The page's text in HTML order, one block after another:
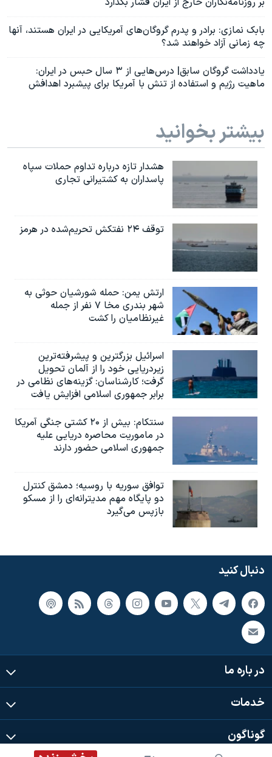
بابک نمازی: برادر و پدرم گروگان‌های آمریکایی در ایران هستند، آنها
چه زمانی آزاد خواهند شد؟
یادداشت گروگان سابق| درس‌هايى از ۳ سال حبس در ايران:
ماهیت رژیم و استفاده از تنش با آمريكا براى پيشبرد اهدافش
بیشتر بخوانید
هشدار تازه درباره تداوم حملات سپاه
پاسداران به کشتیرانی تجاری
توقف ۲۴ نفتکش تحریم‌شده در هرمز
ارتش یمن: حمله شورشیان حوثی به
شهر بندری مخا ۷ نفر از جمله
غیرنظامیان را کشت
اسرائيل بزرگترین و پیشرفته‌ترین
زیردریایی خود را از آلمان تحویل
گرفت؛ کارشناسان: گزینه‌های نظامی در
برابر جمهوری اسلامی افزایش یافت
سنتکام: بیش از ۲۰ کشتی جنگی آمریکا
در ماموریت محاصره دریایی علیه
جمهوری اسلامی حضور دارند
توافق سوریه با روسیه؛ دمشق کنترل
دو پایگاه مهم مدیترانه‌ای را از مسکو
بازپس می‌گیرد
دنبال کنید
در باره ما
خدمات
گوناگون